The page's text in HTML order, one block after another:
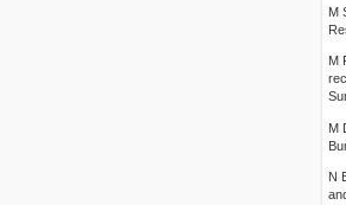
M
M
M
N